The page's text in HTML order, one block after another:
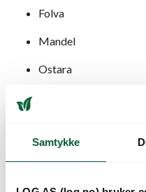
Samtykke
Folva
Mandel
Ostara
Peik